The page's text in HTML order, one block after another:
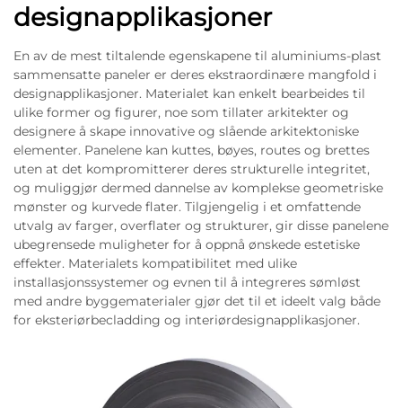
designapplikasjoner
En av de mest tiltalende egenskapene til aluminiums-plast
sammensatte paneler er deres ekstraordinære mangfold i
designapplikasjoner. Materialet kan enkelt bearbeides til
ulike former og figurer, noe som tillater arkitekter og
designere å skape innovative og slående arkitektoniske
elementer. Panelene kan kuttes, bøyes, routes og brettes
uten at det kompromitterer deres strukturelle integritet,
og muliggjør dermed dannelse av komplekse geometriske
mønster og kurvede flater. Tilgjengelig i et omfattende
utvalg av farger, overflater og strukturer, gir disse panelene
ubegrensede muligheter for å oppnå ønskede estetiske
effekter. Materialets kompatibilitet med ulike
installasjonssystemer og evnen til å integreres sømløst
med andre byggematerialer gjør det til et ideelt valg både
for eksteriørbecladding og interiørdesignapplikasjoner.